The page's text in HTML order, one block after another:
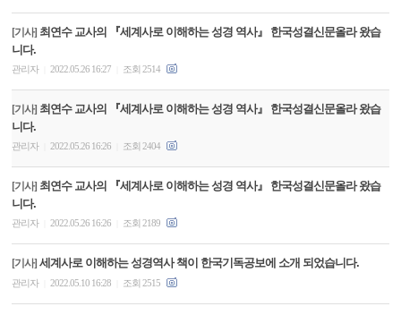
[기사] 최연수 교사의 『세계사로 이해하는 성경 역사』 한국성결신문올라 왔습
니다.
관리자 2022.05.26 16:27 조회 2514
[기사] 최연수 교사의 『세계사로 이해하는 성경 역사』 한국성결신문올라 왔습
니다.
관리자 2022.05.26 16:26 조회 2404
[기사] 최연수 교사의 『세계사로 이해하는 성경 역사』 한국성결신문올라 왔습
니다.
관리자 2022.05.26 16:26 조회 2189
[기사] 세계사로 이해하는 성경역사 책이 한국기독공보에 소개 되었습니다.
관리자 2022.05.10 16:28 조회 2515